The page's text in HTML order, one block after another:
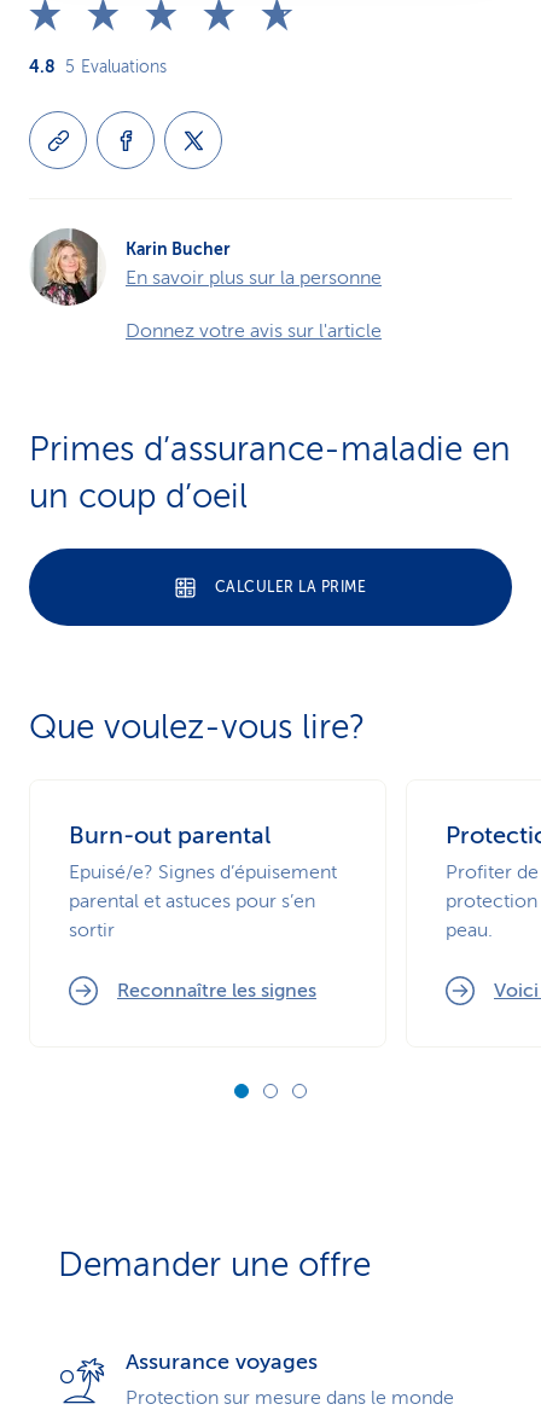
4.8 5 Evaluations
Karin Bucher
En savoir plus sur la personne
Donnez votre avis sur l'article
Primes d’assurance-maladie en
un coup d’oeil
CALCULER LA PRIME
Que voulez-vous lire?
Burn-out parental
Epuisé/e? Signes d’épuisement
parental et astuces pour s’en
sortir
Reconnaître les signes
Profiter de
protection
peau.
Demander une offre
Assurance voyages
Protection sur mesure dans le monde